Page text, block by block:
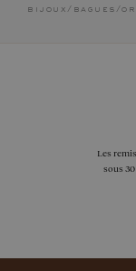
bijoux / bagues /
Les
sous